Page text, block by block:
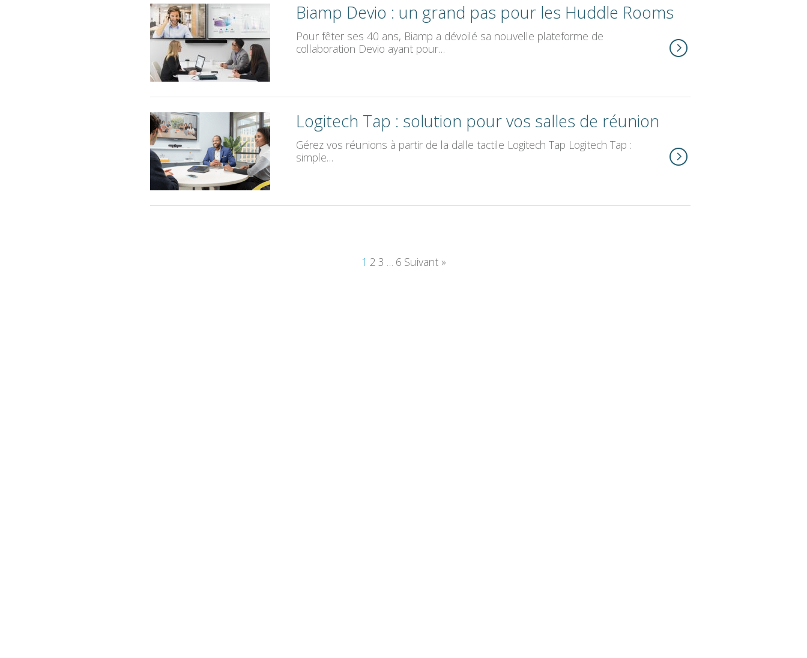
Biamp Devio : un grand pas pour les Huddle Rooms
Pour fêter ses 40 ans, Biamp a dévoilé sa nouvelle plateforme de
collaboration Devio ayant pour…
Logitech Tap : solution pour vos salles de réunion
Gérez vos réunions à partir de la dalle tactile Logitech Tap Logitech Tap :
simple…
1 2 3 … 6 Suivant »